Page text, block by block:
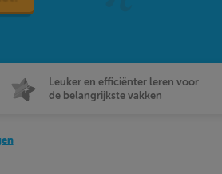
Leuker en efficiënter leren voor
de belangrijkste vakken